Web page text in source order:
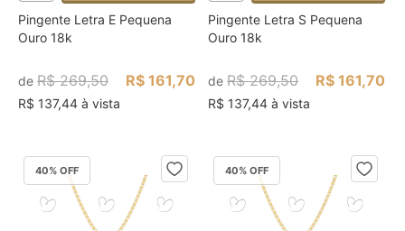
Pingente Letra E Pequena
Ouro 18k
de R$ 269,50 R$ 161,70
R$ 137,44 à vista
Pingente Letra S Pequena
Ouro 18k
deR$ 269,50 R$ 161,70
R$ 137,44 à vista
40% OFF 40% OFF